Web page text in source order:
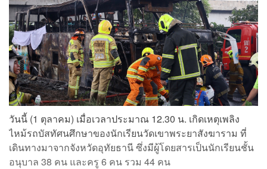
วันนี้ (1 ตุลาคม) เมื่อเวลาประมาณ 12.30 น. เกิดเหตุเพลิง
ไหม้รถบัสทัศนศึกษาของนักเรียนวัดเขาพระยาสังฆาราม ที่
เดินทางมาจากจังหวัดอุทัยธานี ซึ่งมีผู้โดยสารเป็นนักเรียนชั้น
อนุบาล 38 คน และครู 6 คน รวม 44 คน